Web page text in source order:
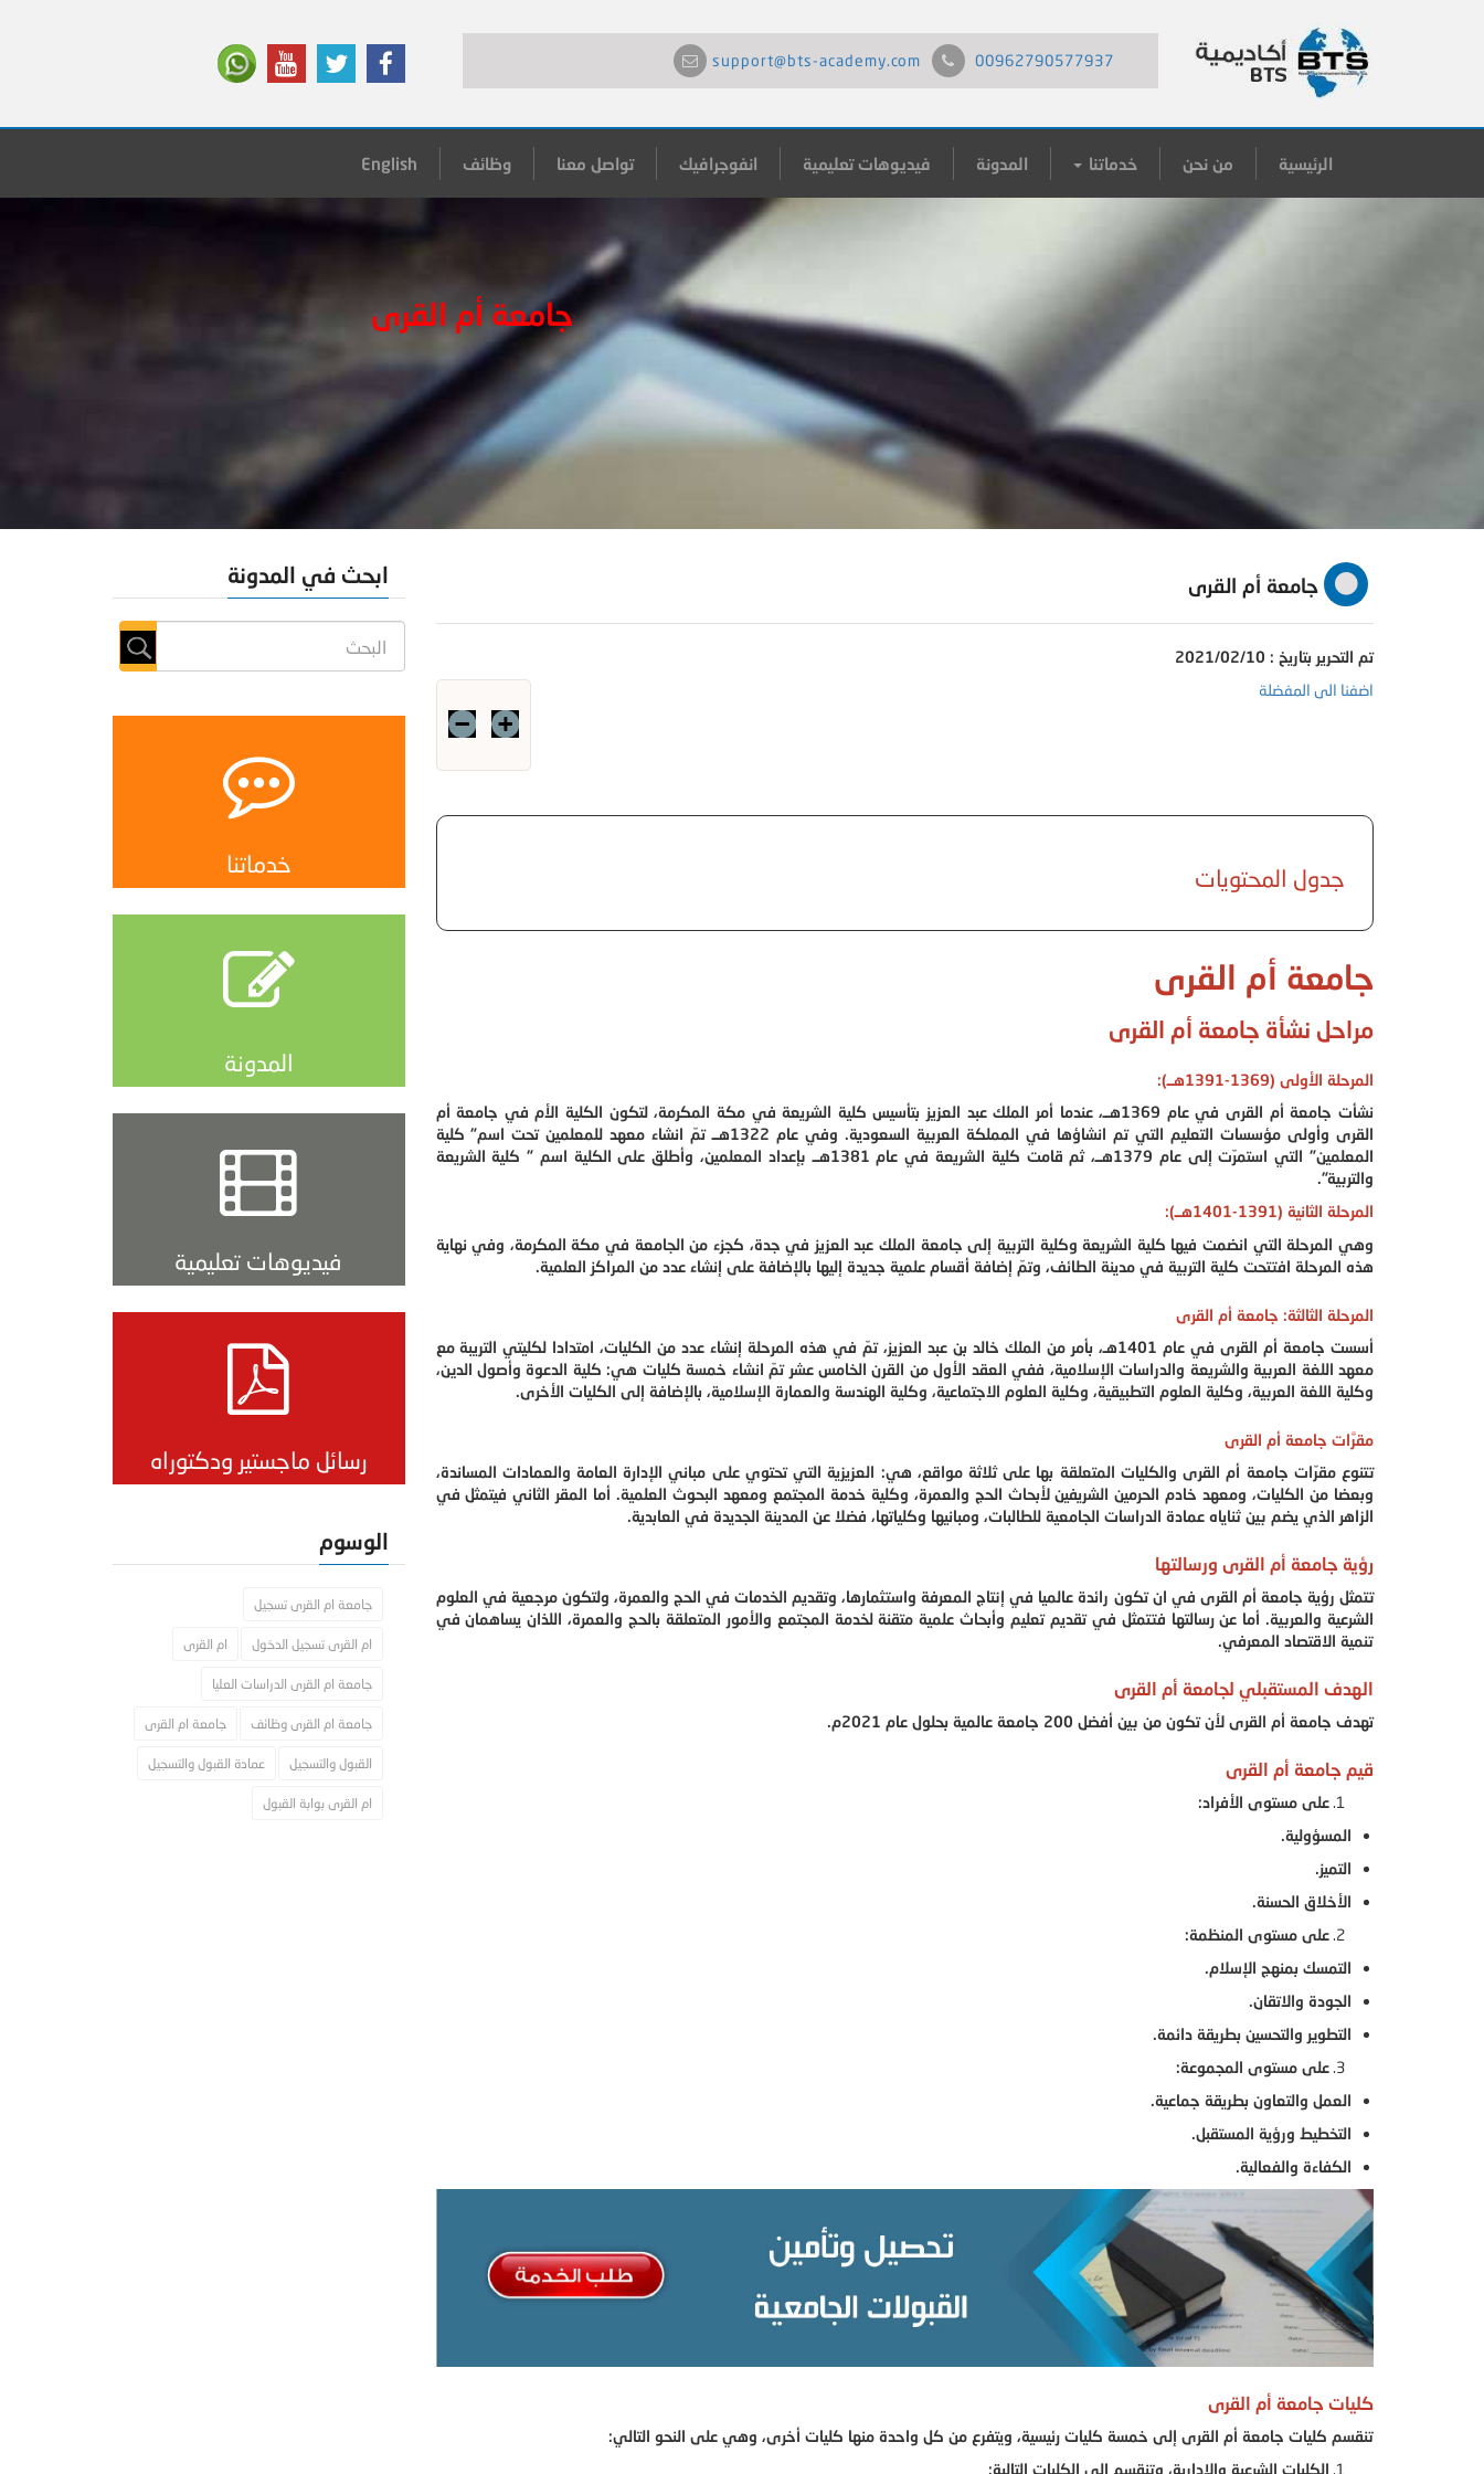
00962790577937
support@bts-academy.com
الرئيسية من نحن خدماتنا المدونة فيديوهات تعليمية انفوجرافيك تواصل معنا وظائف English
جامعة أم القرى
جامعة أم القرى
تم التحرير بتاريخ : 2021/02/10
اضفنا الى المفضلة
جدول المحتويات
جامعة أم القرى
مراحل نشأة جامعة أم القرى
المرحلة الأولى (1369-1391هــ):
نشأت جامعة أم القرى في عام 1369هــ، عندما أمر الملك عبد العزيز بتأسيس كلية الشريعة في مكة المكرمة، لتكون الكلية الأم في جامعة أم
القرى وأولى مؤسسات التعليم التي تم انشاؤها في المملكة العربية السعودية. وفي عام 1322هــ تمّ انشاء معهد للمعلمين تحت اسم" كلية
المعلمين" التي استمرّت إلى عام 1379هــ، ثم قامت كلية الشريعة في عام 1381هــ بإعداد المعلمين، وأطلق على الكلية اسم " كلية الشريعة
والتربية".
المرحلة الثانية (1391-1401هــ):
وهي المرحلة التي انضمت فيها كلية الشريعة وكلية التربية إلى جامعة الملك عبد العزيز في جدة، كجزء من الجامعة في مكة المكرمة، وفي نهاية
هذه المرحلة افتتحت كلية التربية في مدينة الطائف، وتمّ إضافة أقسام علمية جديدة إليها بالإضافة على إنشاء عدد من المراكز العلمية.
المرحلة الثالثة: جامعة أم القرى
أسست جامعة أم القرى في عام 1401هـ، بأمر من الملك خالد بن عبد العزيز، تمّ في هذه المرحلة إنشاء عدد من الكليات، امتدادا لكليتي التريبة مع
معهد اللغة العربية والشريعة والدراسات الإسلامية، ففي العقد الأول من القرن الخامس عشر تمّ انشاء خمسة كليات هي: كلية الدعوة وأصول الدين،
وكلية اللغة العربية، وكلية العلوم التطبيقية، وكلية العلوم الاجتماعية، وكلية الهندسة والعمارة الإسلامية، بالإضافة إلى الكليات الأخرى.
مقرَّات جامعة أم القرى
تتنوع مقرّات جامعة أم القرى والكليات المتعلقة بها على ثلاثة مواقع، هي: العزيزية التي تحتوي على مباني الإدارة العامة والعمادات المساندة،
وبعضا من الكليات، ومعهد خادم الحرمين الشريفين لأبحاث الحج والعمرة، وكلية خدمة المجتمع ومعهد البحوث العلمية. أما المقر الثاني فيتمثل في
الزاهر الذي يضم بين ثناياه عمادة الدراسات الجامعية للطالبات، ومبانيها وكلياتها، فضلا عن المدينة الجديدة في العابدية.
رؤية جامعة أم القرى ورسالتها
تتمثل رؤية جامعة أم القرى في ان تكون رائدة عالميا في إنتاج المعرفة واستثمارها، وتقديم الخدمات في الحج والعمرة، ولتكون مرجعية في العلوم
الشرعية والعربية. أما عن رسالتها فتتمثل في تقديم تعليم وأبحاث علمية متقنة لخدمة المجتمع والأمور المتعلقة بالحج والعمرة، اللذان يساهمان في
تنمية الاقتصاد المعرفي.
الهدف المستقبلي لجامعة أم القرى
تهدف جامعة أم القرى لأن تكون من بين أفضل 200 جامعة عالمية بحلول عام 2021م.
قيم جامعة أم القرى
على مستوى الأفراد:
المسؤولية.
التميز.
الأخلاق الحسنة.
على مستوى المنظمة:
التمسك بمنهج الإسلام.
الجودة والاتقان.
التطوير والتحسين بطريقة دائمة.
على مستوى المجموعة:
العمل والتعاون بطريقة جماعية.
التخطيط ورؤية المستقبل.
الكفاءة والفعالية.
كليات جامعة أم القرى
تنقسم كليات جامعة أم القرى إلى خمسة كليات رئيسية، ويتفرع من كل واحدة منها كليات أخرى، وهي على النحو التالي:
الكليات الشرعية والإدارية، وتنقسم إلى الكليات التالية:
ابحث في المدونة
خدماتنا
المدونة
فيديوهات تعليمية
رسائل ماجستير ودكتوراه
الوسوم
جامعة ام القرى تسجيل
ام القرى تسجيل الدخول ام القرى
جامعة ام القرى الدراسات العليا
جامعة ام القرى وظائف جامعة ام القرى
القبول والتسجيل عمادة القبول والتسجيل
ام القرى بوابة القبول